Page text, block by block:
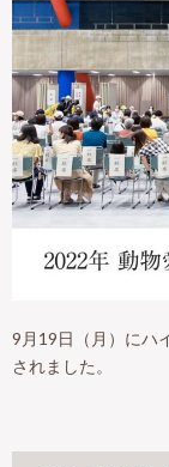
9月19日（月）にハ
されました。